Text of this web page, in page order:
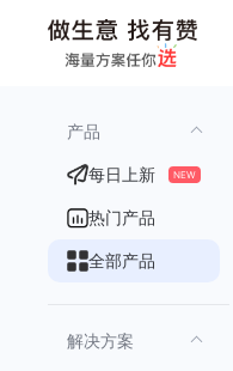
产品
每日上新 NEW
热门产品
全部产品
解决方案